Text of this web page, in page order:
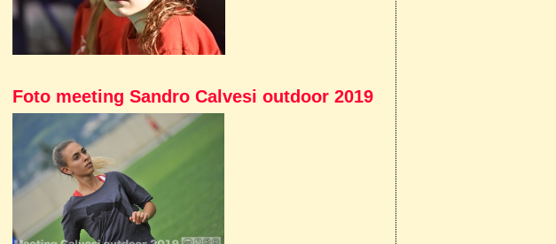
Foto meeting Sandro Calvesi outdoor 2019